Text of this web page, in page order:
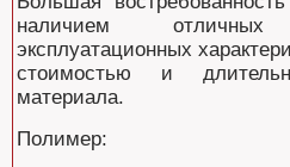
наличием
эксплуатационных
стоимостью и
материала.
Полимер: